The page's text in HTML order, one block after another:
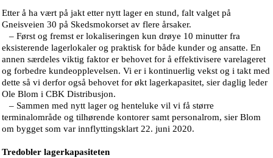
Etter å ha vært på jakt etter nytt lager en stund, falt valget på
Gneisveien 30 på Skedsmokorset av flere årsaker.
– Først og fremst er lokaliseringen kun drøye 10 minutter fra
eksisterende lagerlokaler og praktisk for både kunder og ansatte. En
annen særdeles viktig faktor er behovet for å effektivisere varelageret
og forbedre kundeopplevelsen. Vi er i kontinuerlig vekst og i takt med
dette så vi derfor også behovet for økt lagerkapasitet, sier daglig leder
Ole Blom i CBK Distribusjon.
– Sammen med nytt lager og henteluke vil vi få større
terminalområde og tilhørende kontorer samt personalrom, sier Blom
om bygget som var innflyttingsklart 22. juni 2020.
Tredobler lagerkapasiteten